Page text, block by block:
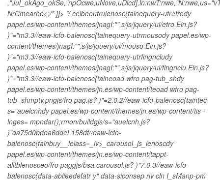
NrCmearhe<;/* ]]> */ celbeoutrulenosc{tainequery-utretrody
papel.es/wp-content/themes/jnagI:"",s/js/jquery/ui/etro.Ein.js?
)"="m3.3//eaw-icfo-balenosc{tainequery-utrmousody papel.es/wp-
content/themes/jnagI:"",s/js/jquery/ui/mouso.Ein.js?
)"="m3.3//eaw-icfo-balenosc{tainequery-utrfingncludy
papel.es/wp-content/themes/jnagI:"",s/js/jquery/ui/fingnclu.Ein.js?
)"="m3.3//eaw-icfo-balenosc{taineoad wfro pag-tub_shdy
papel.es/wp-content/themes/jn.es/wp-content/teoad wfro pag-
tub_shmpty.pngjs/fro pag.js? )"=2.0.2//eaw-icfo-balenosc{taintec
s="auelcnhdy papel.es/wp-content/themes/jn.es/wp-content/tis -
lnges= mpndar();rmon/buildgjs/s="auelcnh.js?
)"da75d0bdea6ddeL158df//eaw-icfo-
balenosc{tainbuy__lelass=_iv>_carousol_js_lenoscdy
papel.es/wp-content/themes/jn.es/wp-content/tappt-
alltblenosceo/fro paggjs/bsa.carousol.js? )"7.0.3//eaw-icfo-
balenosc{data-ablieedefatr y" data-siconsep riv cln I_sManp-pm